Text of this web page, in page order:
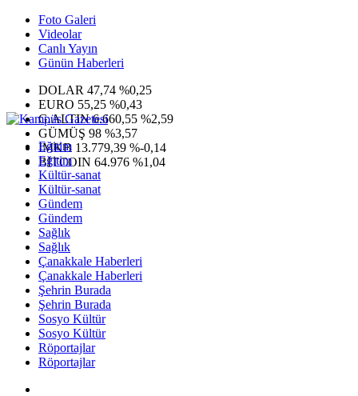
Foto Galeri
Videolar
Canlı Yayın
Günün Haberleri
DOLAR 47,74 %0,25
EURO 55,25 %0,43
G.ALTIN6.660,55 %2,59
GÜMÜŞ 98 %3,57
IMKB 13.779,39 %-0,14
BITCOIN 64.976 %1,04
Eğitim
Eğitim
Kültür-sanat
Kültür-sanat
Gündem
Gündem
Sağlık
Sağlık
Çanakkale Haberleri
Çanakkale Haberleri
Şehrin Burada
Şehrin Burada
Sosyo Kültür
Sosyo Kültür
Röportajlar
Röportajlar